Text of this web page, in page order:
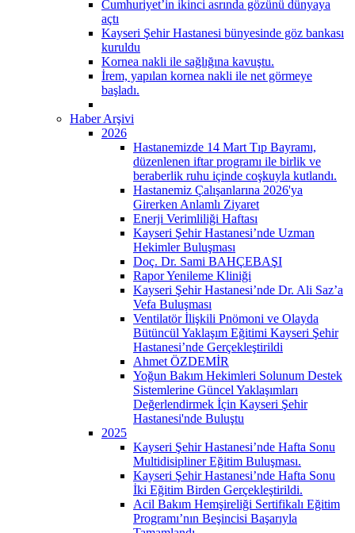
Cumhuriyet’in ikinci asrında gözünü dünyaya
açtı
Kayseri Şehir Hastanesi bünyesinde göz bankası
kuruldu
Kornea nakli ile sağlığına kavuştu.
İrem, yapılan kornea nakli ile net görmeye
başladı.
Haber Arşivi
2026
Hastanemizde 14 Mart Tıp Bayramı,
düzenlenen iftar programı ile birlik ve
beraberlik ruhu içinde coşkuyla kutlandı.
Hastanemiz Çalışanlarına 2026'ya
Girerken Anlamlı Ziyaret
Enerji Verimliliği Haftası
Kayseri Şehir Hastanesi’nde Uzman
Hekimler Buluşması
Doç. Dr. Sami BAHÇEBAŞI
Rapor Yenileme Kliniği
Kayseri Şehir Hastanesi’nde Dr. Ali Saz’a
Vefa Buluşması
Ventilatör İlişkili Pnömoni ve Olayda
Bütüncül Yaklaşım Eğitimi Kayseri Şehir
Hastanesi’nde Gerçekleştirildi
Ahmet ÖZDEMİR
Yoğun Bakım Hekimleri Solunum Destek
Sistemlerine Güncel Yaklaşımları
Değerlendirmek İçin Kayseri Şehir
Hastanesi'nde Buluştu
2025
Kayseri Şehir Hastanesi’nde Hafta Sonu
Multidisipliner Eğitim Buluşması.
Kayseri Şehir Hastanesi’nde Hafta Sonu
İki Eğitim Birden Gerçekleştirildi.
Acil Bakım Hemşireliği Sertifikalı Eğitim
Programı’nın Beşincisi Başarıyla